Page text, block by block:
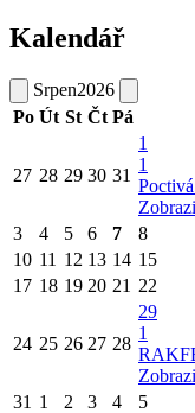
Kalendář
Srpen2026
Po Út St Čt Pá
27 28 29 30 31
1
1
3 4 5 6 7 8
10 11 12 13 14 15
17 18 19 20 21 22
24 25 26 27 28
29
1
31 1 2 3 4 5